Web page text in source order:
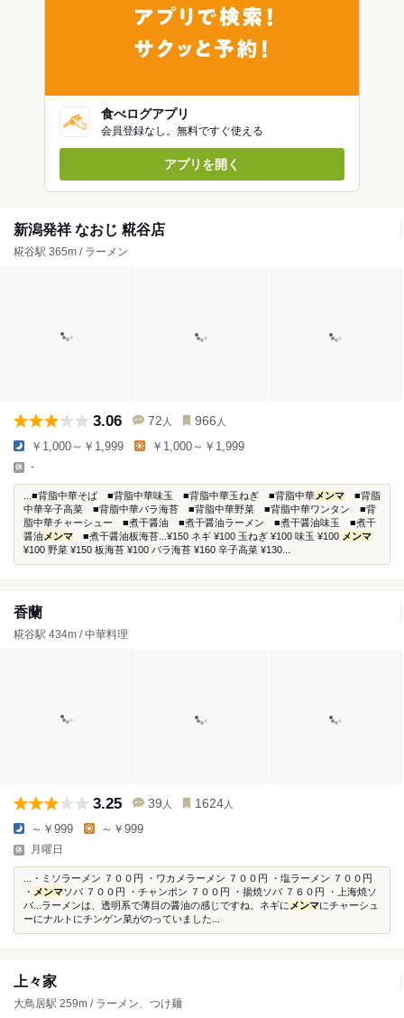
食べログアプリ
会員登録なし。無料ですぐ使える
アプリを開く
新潟発祥 なおじ 糀谷店
糀谷駅 365m / ラーメン
3.06 72 人 966 人
￥1,000～￥1,999 ￥1,000～￥1,999
-
...■背脂中華そば ■背脂中華味玉 ■背脂中華玉ねぎ ■背脂中華メンマ ■背脂
中華辛子高菜 ■背脂中華バラ海苔 ■背脂中華野菜 ■背脂中華ワンタン ■背
脂中華チャーシュー ■煮干醤油 ■煮干醤油ラーメン ■煮干醤油味玉 ■煮干
醤油 メンマ ■煮干醤油板海苔...¥150 ネギ ¥100 玉ねぎ ¥100 味玉 ¥100 メンマ
¥100 野菜 ¥150 板海苔 ¥100 バラ海苔 ¥160 辛子高菜 ¥130...
香蘭
糀谷駅 434m / 中華料理
3.25 39 人 1624 人
～￥999 ～￥999
月曜日
...・ミソラーメン ７００円 ・ワカメラーメン ７００円 ・塩ラーメン ７００円
・ メンマソバ ７００円 ・チャンポン ７００円 ・揚焼ソバ ７６０円 ・上海焼ソ
バ...ラーメンは、透明系で薄目の醤油の感じですね。ネギに メンマにチャーシュ
ーにナルトにチンゲン菜がのっていました...
上々家
大鳥居駅 259m / ラーメン、つけ麺